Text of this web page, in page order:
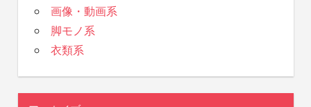
画像・動画系
脚モノ系
衣類系